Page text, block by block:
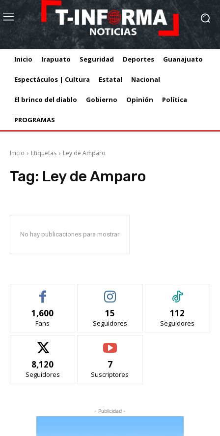
Inicio Irapuato Seguridad Deportes Guanajuato
Espectáculos | Cultura Estatal Nacional
El brinco del diablo Gobierno Opinión Política
PROGRAMAS
Inicio Etiquetas Ley de Amparo
Tag: Ley de Amparo
No hay publicaciones para mostrar
1,600
Fans
15
Seguidores
112
Seguidores
8,120
Seguidores
7
Suscriptores
- Publicidad -